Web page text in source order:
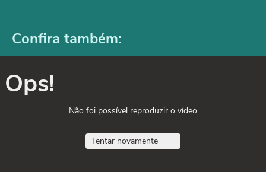
Confira também:
Ops!
Não foi possível reproduzir o vídeo
Tentar novamente